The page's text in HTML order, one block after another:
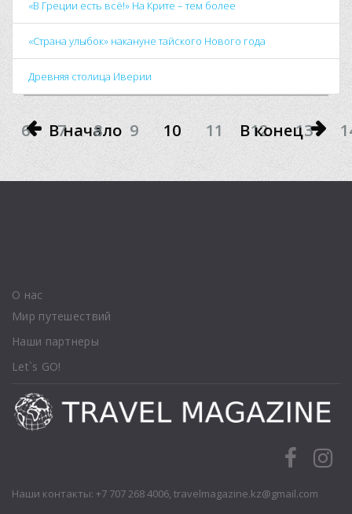
«В Греции есть всё!» На Крите – тем более
«Страна улыбок» накануне тайского Нового года
Древняя столица Иверии
В начало
6 7 8 9 10 11 12 13
В конец
О нас
Мир путешествий
Наши партнеры
Let`s GO!
Наши контакты: +7 707 268 4006, travelmagazine.kz@gmail.com